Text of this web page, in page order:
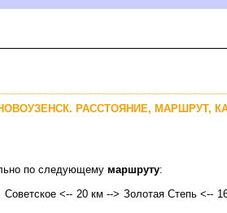
РАССТОЯНИЕ, МАРШРУТ,
по следующему маршруту:
<-- 20 км --> Золотая Степь <--